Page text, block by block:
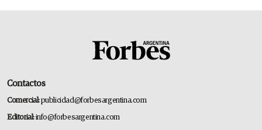
Contactos
Comercial:publicidad@forbesargentina.com
Editorial:info@forbesargentina.com